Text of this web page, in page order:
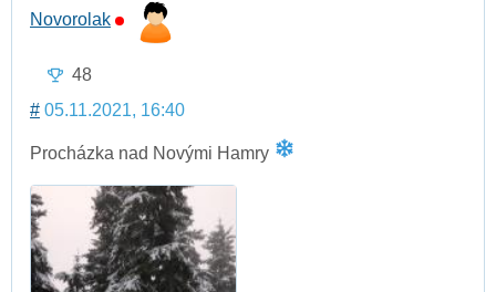
Novorolak
48
# 05.11.2021, 16:40
Procházka nad Novými Hamry